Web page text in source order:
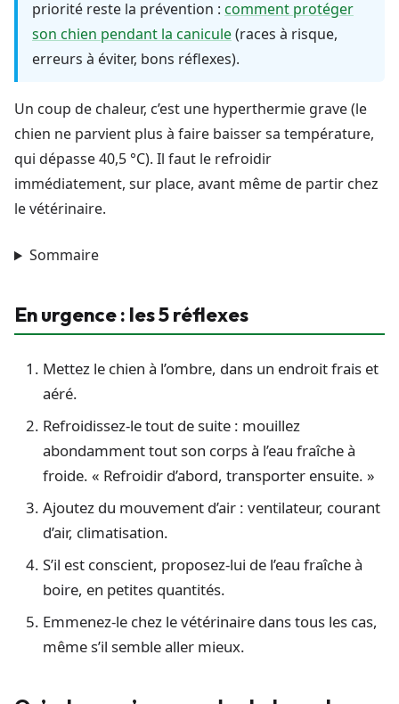
priorité reste la prévention : comment protéger
son chien pendant la canicule(races à risque,
erreurs à éviter, bons réflexes).
Un coup de chaleur, c’est une hyperthermie grave (le
chien ne parvient plus à faire baisser sa température,
qui dépasse 40,5 °C). Il faut le refroidir
immédiatement, sur place, avant même de partir chez
le vétérinaire.
Sommaire
En urgence : les 5 réflexes
Mettez le chien à l’ombre, dans un endroit frais et
aéré.
Refroidissez-le tout de suite : mouillez
abondamment tout son corps à l’eau fraîche à
froide. « Refroidir d’abord, transporter ensuite. »
Ajoutez du mouvement d’air : ventilateur, courant
d’air, climatisation.
S’il est conscient, proposez-lui de l’eau fraîche à
boire, en petites quantités.
Emmenez-le chez le vétérinaire dans tous les cas,
même s’il semble aller mieux.